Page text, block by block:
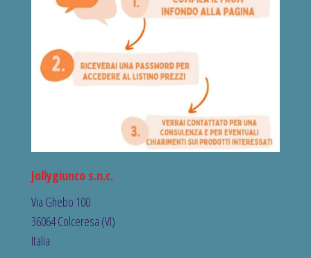
Jollygiunco s.n.c.
Via Ghebo 100
36064 Colceresa (VI)
Italia